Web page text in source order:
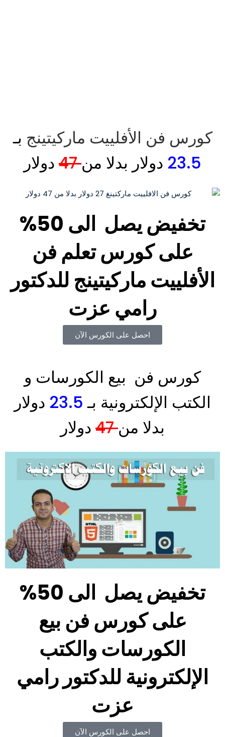
كورس فن الأفلييت ماركيتينج بـ
23.5 دولار بدلا من47 دولار
تخفيض يصل الى 50%
على كورس تعلم فن
الأفلييت ماركيتينج للدكتور
رامي عزت
احصل على الكورس الآن
كورس فن بيع الكورسات و
الكتب الإلكترونية بـ 23.5 دولار
بدلا من47 دولار
تخفيض يصل الى 50%
على كورس فن بيع
الكورسات والكتب
الإلكترونية للدكتور رامي
عزت
احصل على الكورس الآن